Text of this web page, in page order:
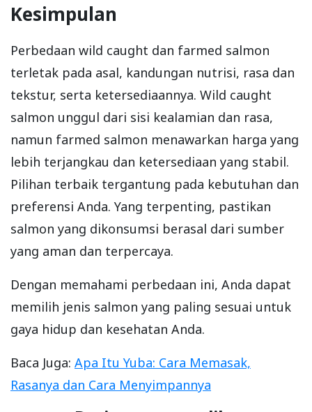
Kesimpulan
Perbedaan wild caught dan farmed salmon
terletak pada asal, kandungan nutrisi, rasa dan
tekstur, serta ketersediaannya. Wild caught
salmon unggul dari sisi kealamian dan rasa,
namun farmed salmon menawarkan harga yang
lebih terjangkau dan ketersediaan yang stabil.
Pilihan terbaik tergantung pada kebutuhan dan
preferensi Anda. Yang terpenting, pastikan
salmon yang dikonsumsi berasal dari sumber
yang aman dan terpercaya.
Dengan memahami perbedaan ini, Anda dapat
memilih jenis salmon yang paling sesuai untuk
gaya hidup dan kesehatan Anda.
Baca Juga: Apa Itu Yuba: Cara Memasak,
Rasanya dan Cara Menyimpannya